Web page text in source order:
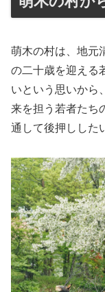
萌木の村は、地元
の二十歳を迎える
いという思いから
来を担う若者たち
通して後押しした